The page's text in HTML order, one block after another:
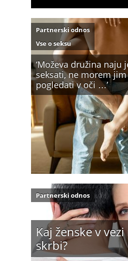
‘Moževa družina naju
seksati, ne morem jim
pogledati v oči …’
Partnerski odnos
Vse o seksu
Kaj ženske v
skrbi?
Partnerski odnos